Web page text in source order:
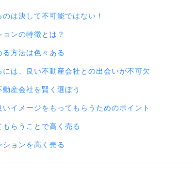
は決して不可能ではない！
ンの特徴とは？
方法は色々ある
は、良い不動産会社との出会いが不可欠
産会社を賢く選ぼう
イメージをもってもらうためのポイント
らうことで高く売る
ョンを高く売る